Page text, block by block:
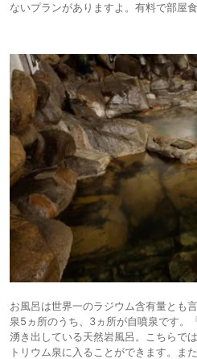
ないプランがありますよ。有料で部屋
お風呂は世界一のラジウム含有量とも
泉5ヵ所のうち、3ヵ所が自噴泉です。
湧き出している天然岩風呂。こちらで
トリウム泉に入ることができます。ま